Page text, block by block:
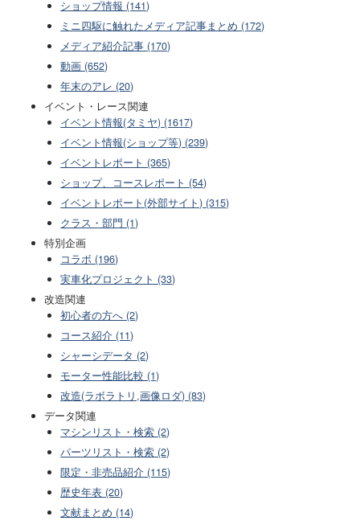
ショップ情報 (141)
ミニ四駆に触れたメディア記事まとめ (172)
メディア紹介記事 (170)
動画 (652)
年末のアレ (20)
イベント・レース関連
イベント情報(タミヤ) (1617)
イベント情報(ショップ等) (239)
イベントレポート (365)
ショップ、コースレポート (54)
イベントレポート(外部サイト) (315)
クラス・部門 (1)
特別企画
コラボ (196)
実車化プロジェクト (33)
改造関連
初心者の方へ (2)
コース紹介 (11)
シャーシデータ (2)
モーター性能比較 (1)
改造(ラボラトリ,画像ロダ) (83)
データ関連
マシンリスト・検索 (2)
パーツリスト・検索 (2)
限定・非売品紹介 (115)
歴史年表 (20)
文献まとめ (14)